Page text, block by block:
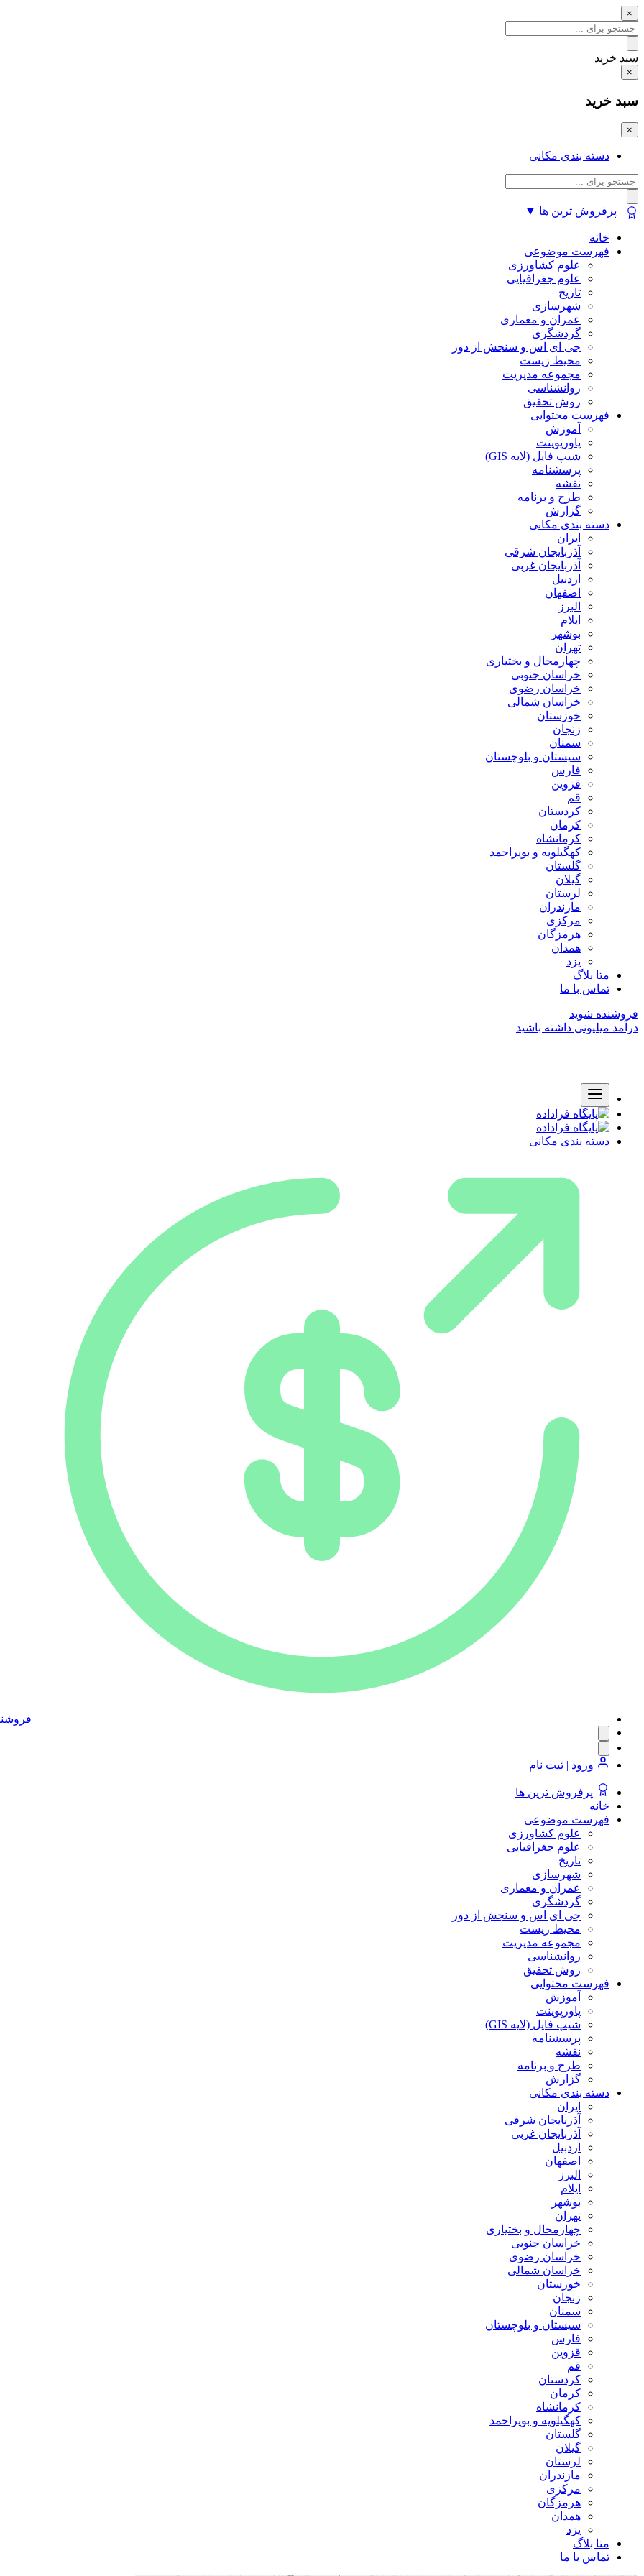
×
سبد خرید
×
سبد خرید
×
دسته بندی مکانی
پرفروش ترین ها ▼
خانه
فهرست موضوعی
علوم کشاورزی
علوم جغرافیایی
تاریخ
شهرسازی
عمران و معماری
گردشگری
جی ای اس و سنجش از دور
محیط زیست
مجموعه مدیریت
روانشناسی
روش تحقیق
فهرست محتوایی
آموزش
پاورپوینت
شیپ فایل (لایه GIS)
پرسشنامه
نقشه
طرح و برنامه
گزارش
دسته بندی مکانی
ایران
آذربایجان شرقی
آذربایجان غربی
اردبیل
اصفهان
البرز
ایلام
بوشهر
تهران
چهارمحال و بختیاری
خراسان جنوبی
خراسان رضوی
خراسان شمالی
خوزستان
زنجان
سمنان
سیستان و بلوچستان
فارس
قزوین
قم
کردستان
کرمان
کرمانشاه
کهگیلویه و بویراحمد
گلستان
گیلان
لرستان
مازندران
مرکزی
هرمزگان
همدان
یزد
متا بلاگ
تماس با ما
فروشنده شوید
درآمد میلیونی داشته باشید
دسته بندی مکانی
ورود | ثبت نام
پرفروش ترین ها
خانه
فهرست موضوعی
علوم کشاورزی
علوم جغرافیایی
تاریخ
شهرسازی
عمران و معماری
گردشگری
جی ای اس و سنجش از دور
محیط زیست
مجموعه مدیریت
روانشناسی
روش تحقیق
فهرست محتوایی
آموزش
پاورپوینت
شیپ فایل (لایه GIS)
پرسشنامه
نقشه
طرح و برنامه
گزارش
دسته بندی مکانی
ایران
آذربایجان شرقی
آذربایجان غربی
اردبیل
اصفهان
البرز
ایلام
بوشهر
تهران
چهارمحال و بختیاری
خراسان جنوبی
خراسان رضوی
خراسان شمالی
خوزستان
زنجان
سمنان
سیستان و بلوچستان
فارس
قزوین
قم
کردستان
کرمان
کرمانشاه
کهگیلویه و بویراحمد
گلستان
گیلان
لرستان
مازندران
مرکزی
هرمزگان
همدان
یزد
متا بلاگ
تماس با ما